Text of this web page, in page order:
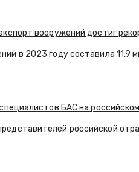
вооружений достиг
в 2023 году составила 11,9
БАС на
российской